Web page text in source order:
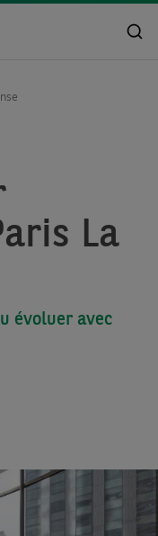
La
évoluer avec